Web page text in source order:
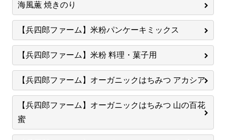
海風薫 焼きのり
【兵四郎ファーム】米粉パンケーキミックス
【兵四郎ファーム】米粉 料理・菓子用
【兵四郎ファーム】オーガニックはちみつ アカシア
【兵四郎ファーム】オーガニックはちみつ 山の百花
蜜